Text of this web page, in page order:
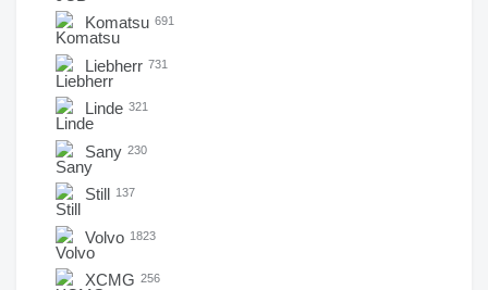
Komatsu 691
Liebherr 731
Linde 321
Sany 230
Still 137
Volvo 1823
XCMG 256